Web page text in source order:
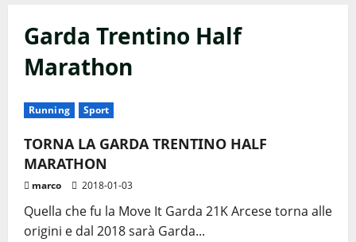
Garda Trentino Half
Marathon
Running Sport
TORNA LA GARDA TRENTINO HALF
MARATHON
marco 2018-01-03
Quella che fu la Move It Garda 21K Arcese torna alle
origini e dal 2018 sarà Garda...